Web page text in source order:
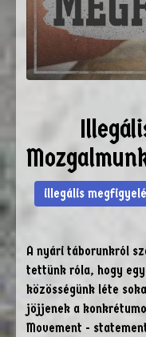
illegális
A nyári táborunkról
tettünk róla, hogy
közösségünk léte
jöjjenek a
Movement -